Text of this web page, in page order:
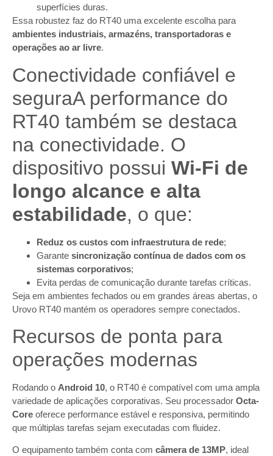
superfícies duras.
Essa robustez faz do RT40 uma excelente escolha para
ambientes industriais, armazéns, transportadoras e
operações ao ar livre.
Conectividade confiável e
seguraA performance do
RT40 também se destaca
na conectividade. O
dispositivo possui Wi-Fi de
longo alcance e alta
estabilidade, o que:
Reduz os custos com infraestrutura de rede;
Garante sincronização contínua de dados com os
sistemas corporativos;
Evita perdas de comunicação durante tarefas críticas.
Seja em ambientes fechados ou em grandes áreas abertas, o
Urovo RT40 mantém os operadores sempre conectados.
Recursos de ponta para
operações modernas
Rodando o Android 10, o RT40 é compatível com uma ampla
variedade de aplicações corporativas. Seu processador Octa-
Core oferece performance estável e responsiva, permitindo
que múltiplas tarefas sejam executadas com fluidez.
O equipamento também conta com câmera de 13MP, ideal